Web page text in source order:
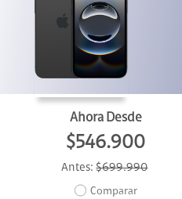
Ahora Desde
$546.900
Antes:$699.990
Comparar